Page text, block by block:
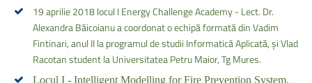
19 aprilie 2018 locul I Energy Challenge Academy - Lect. Dr.
Alexandra Băicoianu a coordonat o echipă formată din Vadim
Fintinari, anul II la programul de studii Informatică Aplicată, și Vlad
Racotan student la Universitatea Petru Maior, Tg Mures.
Locul I - Intelligent Modelling for Fire Prevention System,